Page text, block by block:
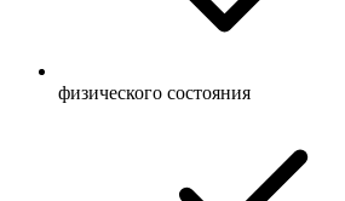
физического состояния